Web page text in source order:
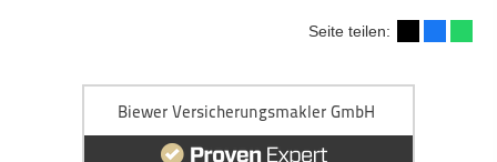
Seite teilen: